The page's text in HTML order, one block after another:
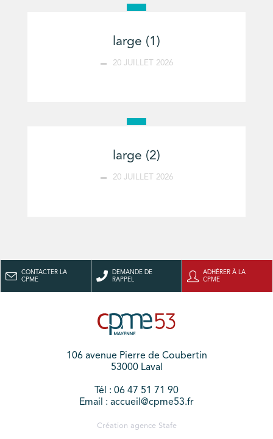
large (1)
20 JUILLET 2026
large (2)
20 JUILLET 2026
CONTACTER LA
CPME
DEMANDE DE
RAPPEL
ADHÉRER À LA
CPME
106 avenue Pierre de Coubertin
53000 Laval
Tél : 06 47 51 71 90
Email : accueil@cpme53.fr
Création agence Stafe